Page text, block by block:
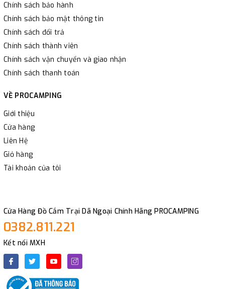
Chính sách bảo hành
Chính sách bảo mật thông tin
Chính sách đổi trả
Chính sách thành viên
Chính sách vận chuyển và giao nhận
Chính sách thanh toán
VỀ PROCAMPING
Giới thiệu
Cửa hàng
Liên Hệ
Giỏ hàng
Tài khoản của tôi
Cửa Hàng Đồ Cắm Trại Dã Ngoại Chính Hãng PROCAMPING
0382.811.221
Kết nối MXH